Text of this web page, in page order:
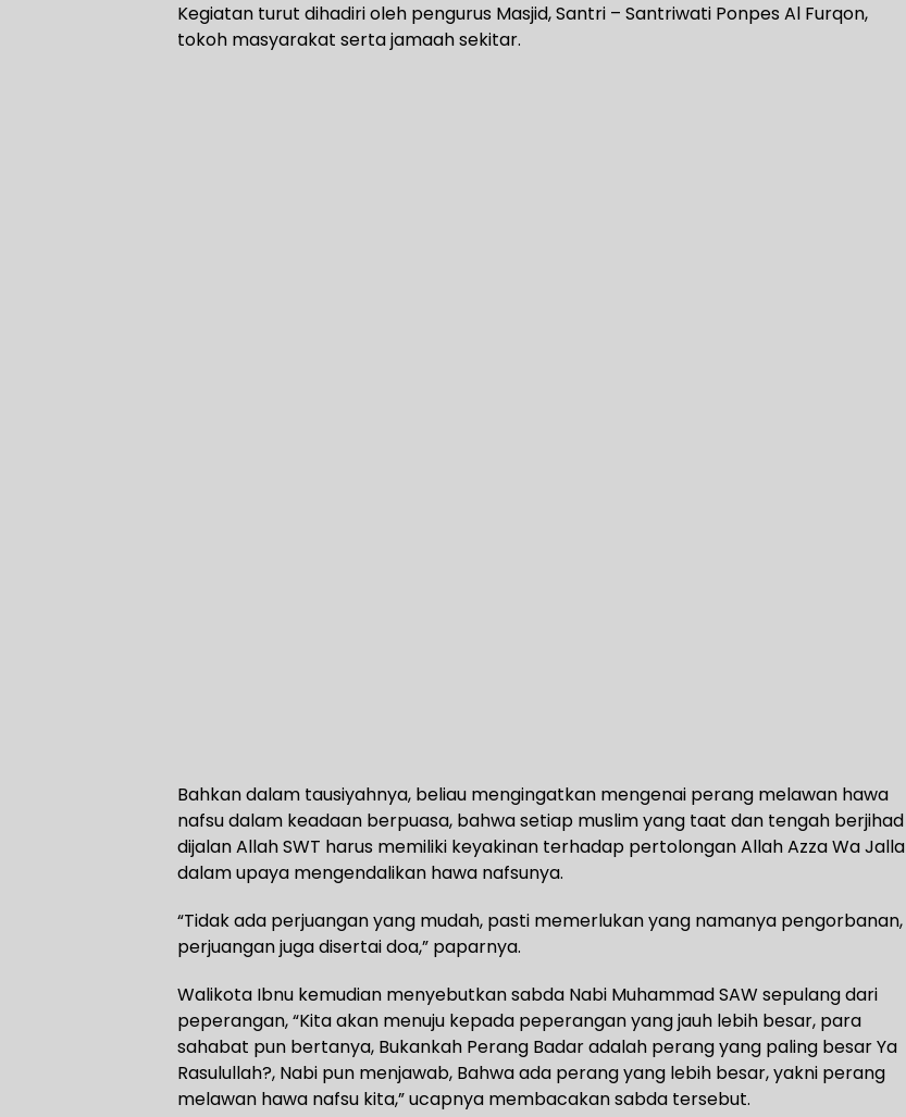
Kegiatan turut dihadiri oleh pengurus Masjid, Santri – Santriwati Ponpes Al Furqon,
tokoh masyarakat serta jamaah sekitar.
Bahkan dalam tausiyahnya, beliau mengingatkan mengenai perang melawan hawa
nafsu dalam keadaan berpuasa, bahwa setiap muslim yang taat dan tengah berjihad
dijalan Allah SWT harus memiliki keyakinan terhadap pertolongan Allah Azza Wa Jalla
dalam upaya mengendalikan hawa nafsunya.
“Tidak ada perjuangan yang mudah, pasti memerlukan yang namanya pengorbanan,
perjuangan juga disertai doa,” paparnya.
Walikota Ibnu kemudian menyebutkan sabda Nabi Muhammad SAW sepulang dari
peperangan, “Kita akan menuju kepada peperangan yang jauh lebih besar, para
sahabat pun bertanya, Bukankah Perang Badar adalah perang yang paling besar Ya
Rasulullah?, Nabi pun menjawab, Bahwa ada perang yang lebih besar, yakni perang
melawan hawa nafsu kita,” ucapnya membacakan sabda tersebut.